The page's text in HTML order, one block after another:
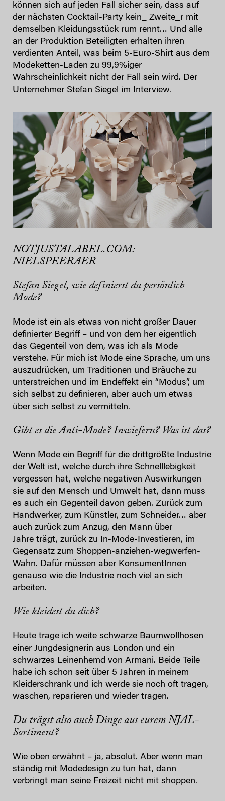
können sich auf jeden Fall sicher sein, dass auf
der nächsten Cocktail-Party kein_ Zweite_r mit
demselben Kleidungsstück rum rennt… Und alle
an der Produktion Beteiligten erhalten ihren
verdienten Anteil, was beim 5-Euro-Shirt aus dem
Modeketten-Laden zu 99,9%iger
Wahrscheinlichkeit nicht der Fall sein wird. Der
Unternehmer Stefan Siegel im Interview.
NOTJUSTALABEL.COM:
NIELSPEERAER
Stefan Siegel, wie definierst du persönlich
Mode?
Mode ist ein als etwas von nicht großer Dauer
definierter Begriff – und von dem her eigentlich
das Gegenteil von dem, was ich als Mode
verstehe. Für mich ist Mode eine Sprache, um uns
auszudrücken, um Traditionen und Bräuche zu
unterstreichen und im Endeffekt ein “Modus”, um
sich selbst zu definieren, aber auch um etwas
über sich selbst zu vermitteln.
Gibt es die Anti-Mode? Inwiefern? Was ist das?
Wenn Mode ein Begriff für die drittgrößte Industrie
der Welt ist, welche durch ihre Schnelllebigkeit
vergessen hat, welche negativen Auswirkungen
sie auf den Mensch und Umwelt hat, dann muss
es auch ein Gegenteil davon geben. Zurück zum
Handwerker, zum Künstler, zum Schneider… aber
auch zurück zum Anzug, den Mann über
Jahre trägt, zurück zu In-Mode-Investieren, im
Gegensatz zum Shoppen-anziehen-wegwerfen-
Wahn. Dafür müssen aber KonsumentInnen
genauso wie die Industrie noch viel an sich
arbeiten.
Wie kleidest du dich?
Heute trage ich weite schwarze Baumwollhosen
einer Jungdesignerin aus London und ein
schwarzes Leinenhemd von Armani. Beide Teile
habe ich schon seit über 5 Jahren in meinem
Kleiderschrank und ich werde sie noch oft tragen,
waschen, reparieren und wieder tragen.
Du trägst also auch Dinge aus eurem NJAL-
Sortiment?
Wie oben erwähnt – ja, absolut. Aber wenn man
ständig mit Modedesign zu tun hat, dann
verbringt man seine Freizeit nicht mit shoppen.